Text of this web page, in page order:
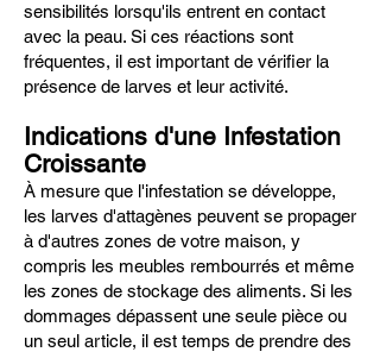
sensibilités lorsqu'ils entrent en contact
avec la peau. Si ces réactions sont
fréquentes, il est important de vérifier la
présence de larves et leur activité.
Indications d'une Infestation
Croissante
À mesure que l'infestation se développe,
les larves d'attagènes peuvent se propager
à d'autres zones de votre maison, y
compris les meubles rembourrés et même
les zones de stockage des aliments. Si les
dommages dépassent une seule pièce ou
un seul article, il est temps de prendre des